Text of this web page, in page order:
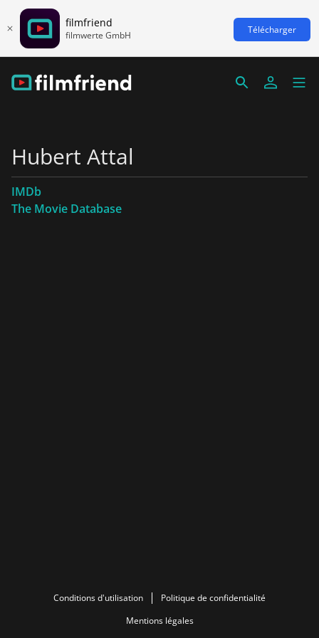
filmfriend
filmwerte GmbH Télécharger
Hubert Attal
IMDb
The Movie Database
Conditions d'utilisation
Politique de confidentialité
Mentions légales